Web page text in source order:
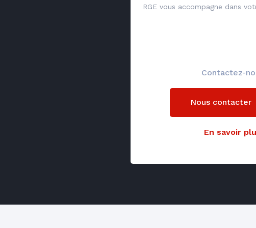
RGE vous accompagne dans
Contactez-
Nous contacter
En savoir